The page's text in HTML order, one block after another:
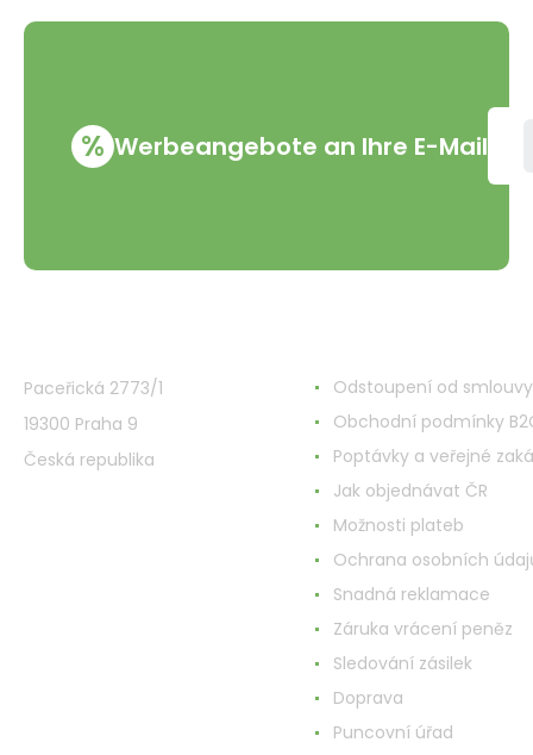
% Werbeangebote an Ihre E-Mail
Paceřická 2773/1
19300 Praha 9
Česká republika
Odstoupení od smlouvy
Obchodní podmínky
Poptávky a veřejné
Jak objednávat ČR
Možnosti plateb
Ochrana osobních
Snadná reklamace
Záruka vrácení peněz
Sledování zásilek
Doprava
Puncovní úřad